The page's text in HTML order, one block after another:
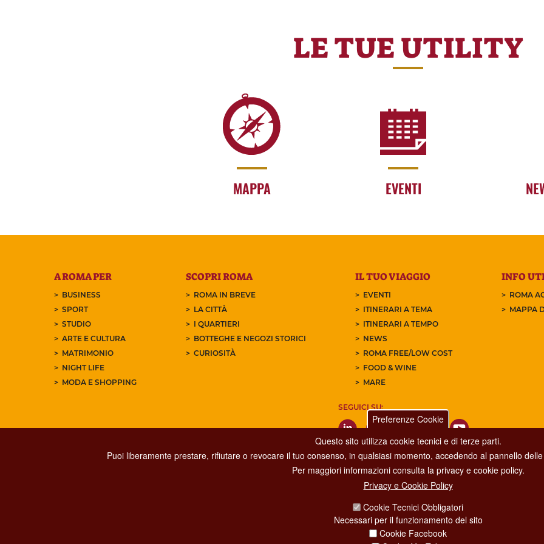
LE TUE UTILITY
MAPPA EVENTI
A ROMA PER
BUSINESS
SPORT
STUDIO
ARTE E CULTURA
MATRIMONIO
NIGHT LIFE
MODA E SHOPPING
SCOPRI ROMA
ROMA IN BREVE
LA CITTÀ
I QUARTIERI
BOTTEGHE E NEGOZI STORICI
CURIOSITÀ
IL TUO VIAGGIO
EVENTI
ITINERARI A TEMA
ITINERARI A TEMPO
NEWS
ROMA FREE/LOW COST
FOOD & WINE
MARE
INFO
ROMA
MAPPA
SEGUICI SU:
Dipartimento Grandi Eventi, Sport, Turismo e Moda.
Via di San Basilio, 51
00187 Roma
Preferenze Cookie
Questo sito utilizza cookie tecnici e di terze parti.
Puoi liberamente prestare, rifiutare o revocare il tuo consenso, in qualsiasi momento, accedendo al pannello
Per maggiori informazioni consulta la privacy e cookie policy.
Privacy e Cookie Policy
Cookie Tecnici Obbligatori
Necessari per il funzionamento del sito
Cookie Facebook